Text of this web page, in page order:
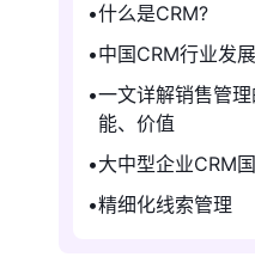
什么是CRM?
中国CRM行业发
一文详解销售管
能、价值
大中型企业CRM
精细化线索管理